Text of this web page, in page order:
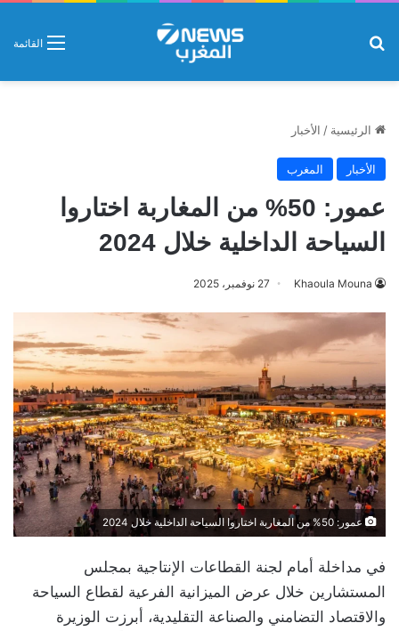
القائمة
الرئيسية / الأخبار
الأخبار المغرب
عمور: 50% من المغاربة اختاروا
السياحة الداخلية خلال 2024
Khaoula Mouna 27 نوفمبر، 2025
عمور: 50% من المغاربة اختاروا السياحة الداخلية خلال 2024
في مداخلة أمام لجنة القطاعات الإنتاجية بمجلس
المستشارين خلال عرض الميزانية الفرعية لقطاع السياحة
والاقتصاد التضامني والصناعة التقليدية، أبرزت الوزيرة